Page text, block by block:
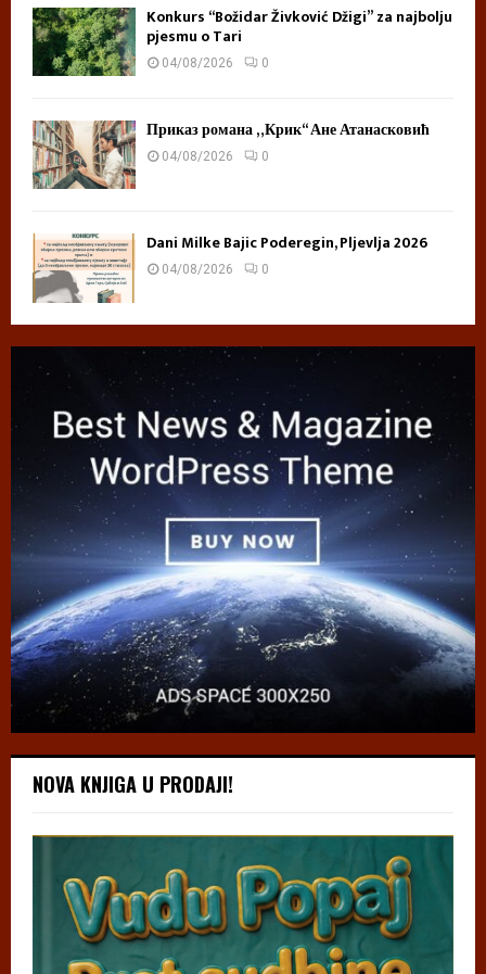
Konkurs “Božidar Živković Džigi” za najbolju
pjesmu o Tari
04/08/2026 0
Приказ романа „Крик“ Ане Атанасковић
04/08/2026 0
Dani Milke Bajic Poderegin, Pljevlja 2026
04/08/2026 0
NOVA KNJIGA U PRODAJI!